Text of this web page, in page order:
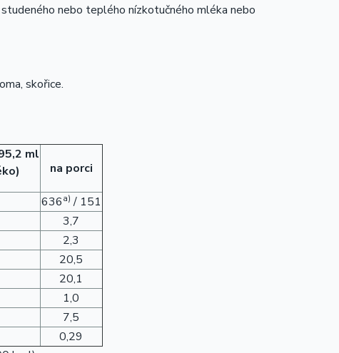
nebo teplého nízkotučného mléka nebo
skořice.
ml
na porci
636a) / 151
3,7
2,3
20,5
20,1
1,0
7,5
0,29